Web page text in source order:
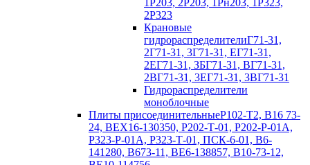
1Р203, 2Р203, 1Рн203, 1Р323,
2Р323
Крановые
гидрораспределителиГ71-31,
2Г71-31, 3Г71-31, ЕГ71-31,
2ЕГ71-31, ЗБГ71-З1, ВГ71-31,
2ВГ71-31, 3EГ71-31, 3BГ71-31
Гидрораспределители
моноблочные
Плиты присоединительныеР102-Т2, В16 73-
24, ВЕХ16-130350, Р202-Т-01, Р202-Р-01А,
Р323-Р-01А, Р323-Т-01, ПСК-6-01, В6-
141280, В673-11, ВЕ6-138857, В10-73-12,